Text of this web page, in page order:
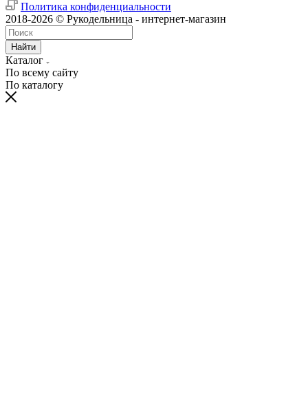
Политика конфиденциальности
2018-2026 © Рукодельница - интернет-магазин
Найти
Каталог
По всему сайту
По каталогу